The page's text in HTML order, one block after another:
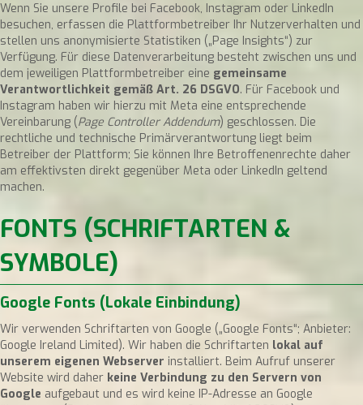
Wenn Sie unsere Profile bei Facebook, Instagram oder LinkedIn
besuchen, erfassen die Plattformbetreiber Ihr Nutzerverhalten und
stellen uns anonymisierte Statistiken („Page Insights“) zur
Verfügung. Für diese Datenverarbeitung besteht zwischen uns und
dem jeweiligen Plattformbetreiber eine gemeinsame
Verantwortlichkeit gemäß Art. 26 DSGVO. Für Facebook und
Instagram haben wir hierzu mit Meta eine entsprechende
Vereinbarung (Page Controller Addendum) geschlossen. Die
rechtliche und technische Primärverantwortung liegt beim
Betreiber der Plattform; Sie können Ihre Betroffenenrechte daher
am effektivsten direkt gegenüber Meta oder LinkedIn geltend
machen.
FONTS (SCHRIFTARTEN &
SYMBOLE)
Google Fonts (Lokale Einbindung)
Wir verwenden Schriftarten von Google („Google Fonts“; Anbieter:
Google Ireland Limited). Wir haben die Schriftarten lokal auf
unserem eigenen Webserver installiert. Beim Aufruf unserer
Website wird daher keine Verbindung zu den Servern von
Google aufgebaut und es wird keine IP-Adresse an Google